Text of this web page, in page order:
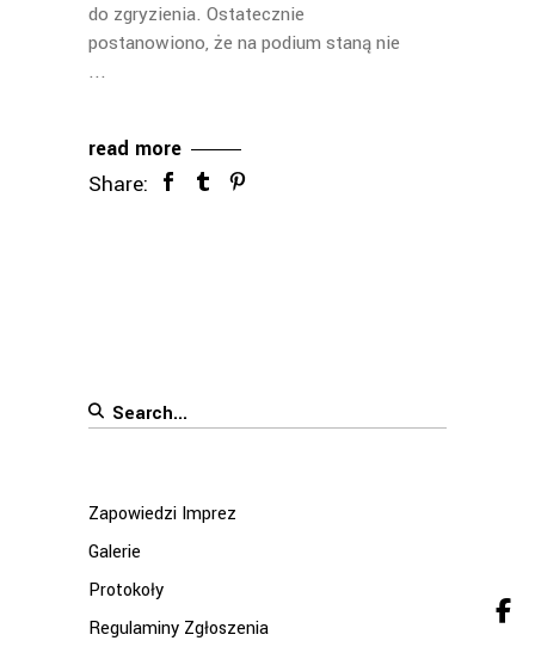
do zgryzienia. Ostatecznie
postanowiono, że na podium staną nie
read more
Share:
Search
Zapowiedzi Imprez
Galerie
Protokoły
Regulaminy Zgłoszenia